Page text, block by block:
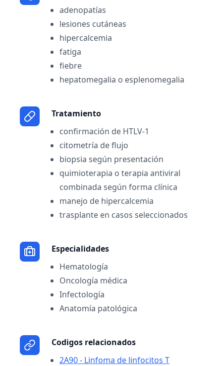
adenopatías
lesiones cutáneas
hipercalcemia
fatiga
fiebre
hepatomegalia o esplenomegalia
Tratamiento
confirmación de HTLV-1
citometría de flujo
biopsia según presentación
quimioterapia o terapia antiviral
combinada según forma clínica
manejo de hipercalcemia
trasplante en casos seleccionados
Especialidades
Hematología
Oncología médica
Infectología
Anatomía patológica
Codigos relacionados
2A90 - Linfoma de linfocitos T